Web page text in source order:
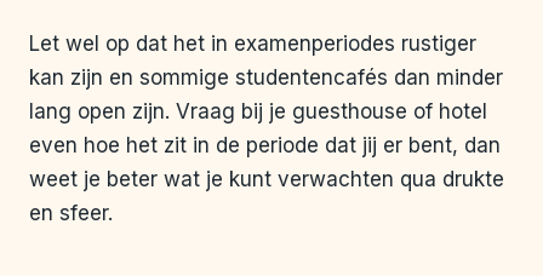
Let wel op dat het in examenperiodes rustiger
kan zijn en sommige studentencafés dan minder
lang open zijn. Vraag bij je guesthouse of hotel
even hoe het zit in de periode dat jij er bent, dan
weet je beter wat je kunt verwachten qua drukte
en sfeer.